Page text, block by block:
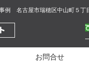
例 名古屋市瑞穂区中山町５
お問合せ